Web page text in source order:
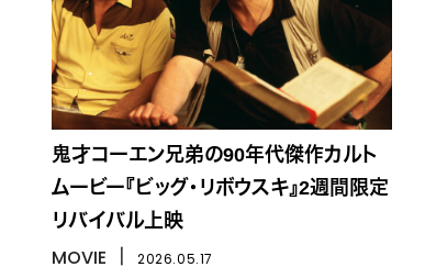
鬼才コーエン兄弟の90年代傑作カルト
ムービー『ビッグ・リボウスキ』2週間限定
リバイバル上映
MOVIE 2026.05.17